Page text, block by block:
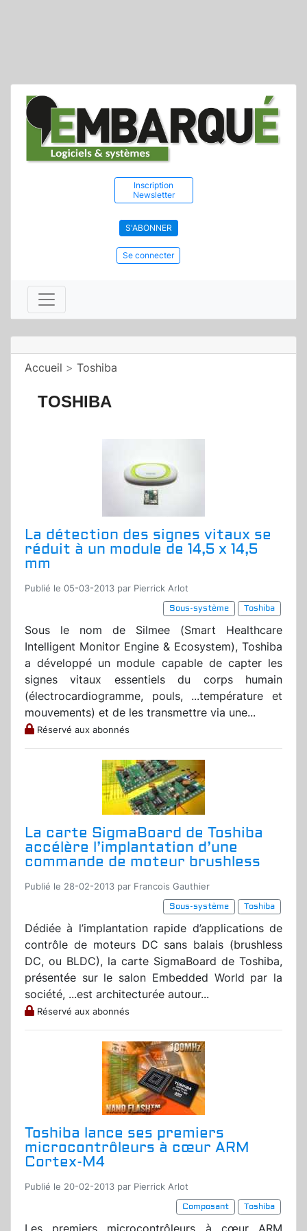
Inscription
Newsletter
S'ABONNER
Se connecter
Accueil > Toshiba
TOSHIBA
La détection des signes vitaux se
réduit à un module de 14,5 x 14,5
mm
Publié le 05-03-2013 par Pierrick Arlot
Sous-système
Toshiba
Sous le nom de Silmee (Smart Healthcare
Intelligent Monitor Engine & Ecosystem), Toshiba
a développé un module capable de capter les
signes vitaux essentiels du corps humain
(électrocardiogramme, pouls, ...température et
mouvements) et de les transmettre via une...
Réservé aux abonnés
La carte SigmaBoard de Toshiba
accélère l’implantation d’une
commande de moteur brushless
Publié le 28-02-2013 par Francois Gauthier
Sous-système
Toshiba
Dédiée à l’implantation rapide d’applications de
contrôle de moteurs DC sans balais (brushless
DC, ou BLDC), la carte SigmaBoard de Toshiba,
présentée sur le salon Embedded World par la
société, ...est architecturée autour...
Réservé aux abonnés
Toshiba lance ses premiers
microcontrôleurs à cœur ARM
Cortex-M4
Publié le 20-02-2013 par Pierrick Arlot
Composant
Toshiba